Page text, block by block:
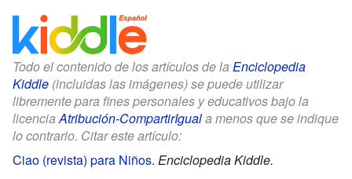
Todo el contenido de los artículos de la Enciclopedia
Kiddle (incluidas las imágenes) se puede utilizar
libremente para fines personales y educativos bajo la
licenciaAtribución-CompartirIguala menos que se indique
lo contrario. Citar este artículo:
Ciao (revista) para Niños. Enciclopedia Kiddle.